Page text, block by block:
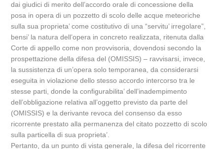
dai giudici di merito dell’accordo orale di concessione della
posa in opera di un pozzetto di scolo delle acque meteoriche
sulla sua proprieta’ come costitutivo di una “servitu’ irregolare”,
bensi’ la natura dell’opera in concreto realizzata, ritenuta dalla
Corte di appello come non provvisoria, dovendosi secondo la
prospettazione della difesa del (OMISSIS) – ravvisarsi, invece,
la sussistenza di un’opera solo temporanea, da considerarsi
eseguita in violazione dello stesso accordo intercorso tra le
stesse parti, donde la configurabilita’ dell’inadempimento
dell’obbligazione relativa all’oggetto previsto da parte del
(OMISSIS) e la derivante revoca del consenso da esso
ricorrente prestato alla permanenza del citato pozzetto di scolo
sulla particella di sua proprieta’.
Pertanto, da un punto di vista generale, la difesa del ricorrente